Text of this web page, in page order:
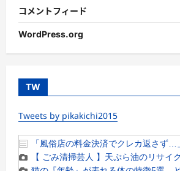
コメントフィード
WordPress.org
TW
Tweets by pikakichi2015